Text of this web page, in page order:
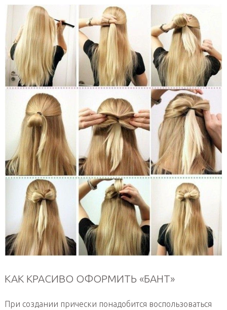
КАК КРАСИВО ОФОРМИТЬ «БАНТ»
При создании прически понадобится воспользоваться